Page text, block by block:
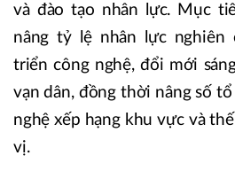
và đào tạo nhân lực. Mục
nâng tỷ lệ nhân lực nghiên
triển công nghệ, đổi mới
vạn dân, đồng thời nâng số
nghệ xếp hạng khu vực và
vị.